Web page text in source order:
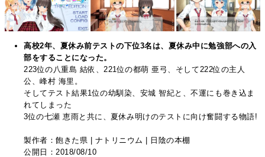
高校2年、夏休み前テストの下位3名は、夏休み中に勉強部への入
部をすることになった。
223位の八重島 結依、221位の都萌 亜弓、そして222位の主人
公、峰村 海里。
そしてテスト結果1位の幼馴染、安城 智紀と、不運にも巻き込ま
れてしまった
3位の七瀬 恵雨と共に、夏休み明けのテストに向け奮闘する物語!
製作者：飽きた県 | ナトリニウム | 日陰の本棚
公開日：2018/08/10